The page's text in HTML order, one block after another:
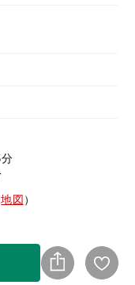
地図）